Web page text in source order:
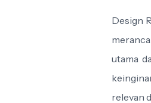
Design
utama
relevan